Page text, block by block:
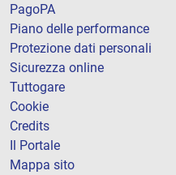
PagoPA
Piano delle performance
Protezione dati personali
Sicurezza online
Tuttogare
Cookie
Credits
Il Portale
Mappa sito